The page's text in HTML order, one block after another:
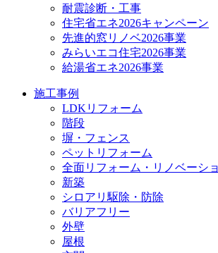
耐震診断・工事
住宅省エネ2026キャンペーン
先進的窓リノベ2026事業
みらいエコ住宅2026事業
給湯省エネ2026事業
施工事例
LDKリフォーム
階段
塀・フェンス
ペットリフォーム
全面リフォーム・リノベーシ
新築
シロアリ駆除・防除
バリアフリー
外壁
屋根